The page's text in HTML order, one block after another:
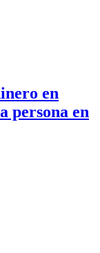
en
persona en